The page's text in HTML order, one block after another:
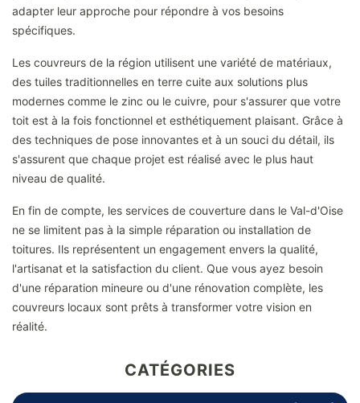
adapter leur approche pour répondre à vos besoins
spécifiques.
Les couvreurs de la région utilisent une variété de matériaux,
des tuiles traditionnelles en terre cuite aux solutions plus
modernes comme le zinc ou le cuivre, pour s'assurer que votre
toit est à la fois fonctionnel et esthétiquement plaisant. Grâce à
des techniques de pose innovantes et à un souci du détail, ils
s'assurent que chaque projet est réalisé avec le plus haut
niveau de qualité.
En fin de compte, les services de couverture dans le Val-d'Oise
ne se limitent pas à la simple réparation ou installation de
toitures. Ils représentent un engagement envers la qualité,
l'artisanat et la satisfaction du client. Que vous ayez besoin
d'une réparation mineure ou d'une rénovation complète, les
couvreurs locaux sont prêts à transformer votre vision en
réalité.
CATÉGORIES